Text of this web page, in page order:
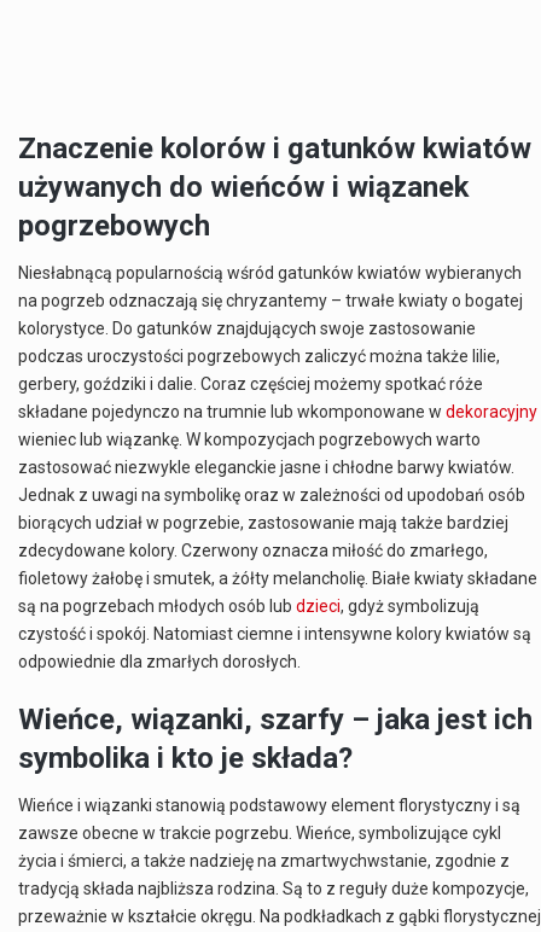
Znaczenie kolorów i gatunków kwiatów
używanych do wieńców i wiązanek
pogrzebowych
Niesłabnącą popularnością wśród gatunków kwiatów wybieranych
na pogrzeb odznaczają się chryzantemy – trwałe kwiaty o bogatej
kolorystyce. Do gatunków znajdujących swoje zastosowanie
podczas uroczystości pogrzebowych zaliczyć można także lilie,
gerbery, goździki i dalie. Coraz częściej możemy spotkać róże
składane pojedynczo na trumnie lub wkomponowane w dekoracyjny
wieniec lub wiązankę. W kompozycjach pogrzebowych warto
zastosować niezwykle eleganckie jasne i chłodne barwy kwiatów.
Jednak z uwagi na symbolikę oraz w zależności od upodobań osób
biorących udział w pogrzebie, zastosowanie mają także bardziej
zdecydowane kolory. Czerwony oznacza miłość do zmarłego,
fioletowy żałobę i smutek, a żółty melancholię. Białe kwiaty składane
są na pogrzebach młodych osób lub dzieci, gdyż symbolizują
czystość i spokój. Natomiast ciemne i intensywne kolory kwiatów są
odpowiednie dla zmarłych dorosłych.
Wieńce, wiązanki, szarfy – jaka jest ich
symbolika i kto je składa?
Wieńce i wiązanki stanowią podstawowy element florystyczny i są
zawsze obecne w trakcie pogrzebu. Wieńce, symbolizujące cykl
życia i śmierci, a także nadzieję na zmartwychwstanie, zgodnie z
tradycją składa najbliższa rodzina. Są to z reguły duże kompozycje,
przeważnie w kształcie okręgu. Na podkładkach z gąbki florystycznej